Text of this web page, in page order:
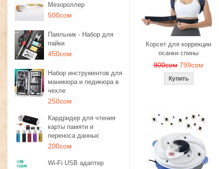
Мезороллер
500сом
Паяльник - Набор для
пайки
450сом
Набор инструментов для
маникюра и педикюра в
чехле
250сом
Кардридер для чтения
карты памяти и
переноса данных
200сом
Wi-Fi USB адаптер
Корсет для коррекции
осанки спины
900сом 799сом